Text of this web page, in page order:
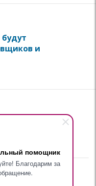
помощник
Благодарим за
и
друзьями